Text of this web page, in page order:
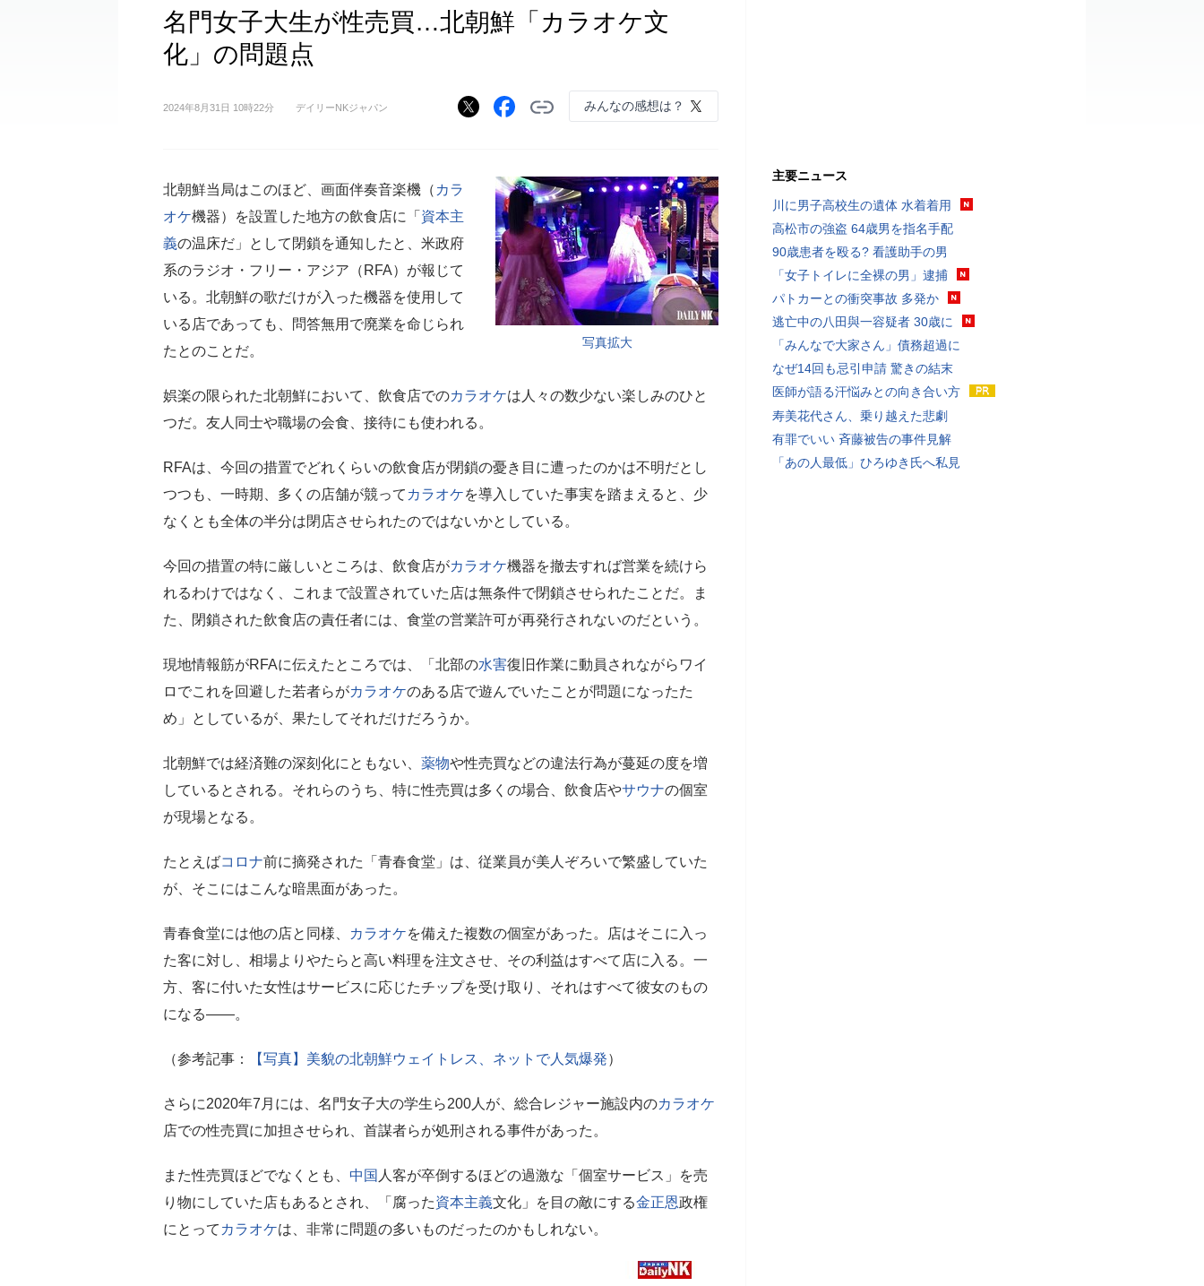
名門女子大生が性売買…北朝鮮「カラオケ文
化」の問題点
2024年8月31日 10時22分 デイリーNKジャパン みんなの感想は？
写真拡大
北朝鮮当局はこのほど、画面伴奏音楽機（ カラ
オケ機器）を設置した地方の飲食店に「 資本主
義の温床だ」として閉鎖を通知したと、米政府
系のラジオ・フリー・アジア（RFA）が報じて
いる。北朝鮮の歌だけが入った機器を使用して
いる店であっても、問答無用で廃業を命じられ
たとのことだ。
娯楽の限られた北朝鮮において、飲食店でのカラオケは人々の数少ない楽しみのひと
つだ。友人同士や職場の会食、接待にも使われる。
RFAは、今回の措置でどれくらいの飲食店が閉鎖の憂き目に遭ったのかは不明だとし
つつも、一時期、多くの店舗が競って カラオケを導入していた事実を踏まえると、少
なくとも全体の半分は閉店させられたのではないかとしている。
今回の措置の特に厳しいところは、飲食店がカラオケ機器を撤去すれば営業を続けら
れるわけではなく、これまで設置されていた店は無条件で閉鎖させられたことだ。ま
た、閉鎖された飲食店の責任者には、食堂の営業許可が再発行されないのだという。
現地情報筋がRFAに伝えたところでは、「北部の水害復旧作業に動員されながらワイ
ロでこれを回避した若者らがカラオケのある店で遊んでいたことが問題になったた
め」としているが、果たしてそれだけだろうか。
北朝鮮では経済難の深刻化にともない、 薬物や性売買などの違法行為が蔓延の度を増
しているとされる。それらのうち、特に性売買は多くの場合、飲食店やサウナの個室
が現場となる。
たとえばコロナ前に摘発された「青春食堂」は、従業員が美人ぞろいで繁盛していた
が、そこにはこんな暗黒面があった。
青春食堂には他の店と同様、 カラオケを備えた複数の個室があった。店はそこに入っ
た客に対し、相場よりやたらと高い料理を注文させ、その利益はすべて店に入る。一
方、客に付いた女性はサービスに応じたチップを受け取り、それはすべて彼女のもの
になる――。
（参考記事： 【写真】美貌の北朝鮮ウェイトレス、ネットで人気爆発）
さらに2020年7月には、名門女子大の学生ら200人が、総合レジャー施設内のカラオケ
店での性売買に加担させられ、首謀者らが処刑される事件があった。
また性売買ほどでなくとも、 中国 人客が卒倒するほどの過激な「個室サービス」を売
り物にしていた店もあるとされ、「腐った資本主義文化」を目の敵にする金正恩政権
にとって カラオケは、非常に問題の多いものだったのかもしれない。
主要ニュース
川に男子高校生の遺体 水着着用
高松市の強盗 64歳男を指名手配
90歳患者を殴る? 看護助手の男
「女子トイレに全裸の男」逮捕
パトカーとの衝突事故 多発か
逃亡中の八田與一容疑者 30歳に
「みんなで大家さん」債務超過に
なぜ14回も忌引申請 驚きの結末
医師が語る汗悩みとの向き合い方
寿美花代さん、乗り越えた悲劇
有罪でいい 斉藤被告の事件見解
「あの人最低」ひろゆき氏へ私見